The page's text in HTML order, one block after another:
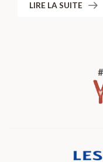
LIRE LA SUITE